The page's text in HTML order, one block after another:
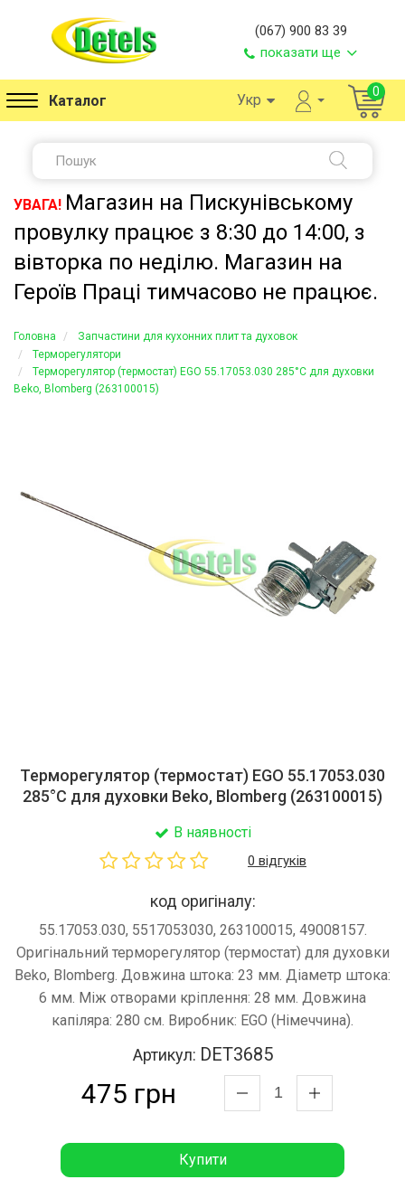
(067) 900 83 39
показати ще
Каталог Укр 0
УВАГА! Магазин на Пискунівському
провулку працює з 8:30 до 14:00, з
вівторка по неділю. Магазин на
Героїв Праці тимчасово не працює.
Головна
Запчастини для кухонних плит та духовок
Терморегулятори
Терморегулятор (термостат) EGO 55.17053.030 285°C для духовки
Beko, Blomberg (263100015)
Терморегулятор (термостат) EGO 55.17053.030
285°C для духовки Beko, Blomberg (263100015)
В наявності
0 відгуків
код оригіналу:
55.17053.030, 5517053030, 263100015, 49008157.
Оригінальний терморегулятор (термостат) для духовки
Beko, Blomberg. Довжина штока: 23 мм. Діаметр штока:
6 мм. Між отворами кріплення: 28 мм. Довжина
капіляра: 280 см. Виробник: EGO (Німеччина).
Артикул: DET3685
475 грн
Купити